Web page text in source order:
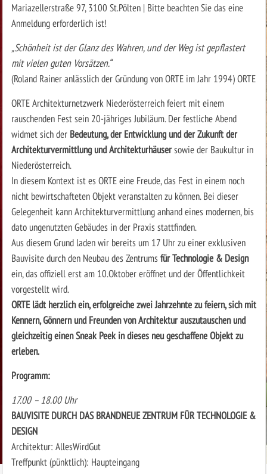
Mariazellerstraße 97, 3100 St.Pölten | Bitte beachten Sie das eine
Anmeldung erforderlich ist!
„Schönheit ist der Glanz des Wahren, und der Weg ist gepflastert
mit vielen guten Vorsätzen.“
(Roland Rainer anlässlich der Gründung von ORTE im Jahr 1994) ORTE
ORTE Architekturnetzwerk Niederösterreich feiert mit einem
rauschenden Fest sein 20-jähriges Jubiläum. Der festliche Abend
widmet sich der Bedeutung, der Entwicklung und der Zukunft der
Architekturvermittlung und Architekturhäusersowie der Baukultur in
Niederösterreich.
In diesem Kontext ist es ORTE eine Freude, das Fest in einem noch
nicht bewirtschafteten Objekt veranstalten zu können. Bei dieser
Gelegenheit kann Architekturvermittlung anhand eines modernen, bis
dato ungenutzten Gebäudes in der Praxis stattfinden.
Aus diesem Grund laden wir bereits um 17 Uhr zu einer exklusiven
Bauvisite durch den Neubau des Zentrums für Technologie & Design
ein, das offiziell erst am 10.Oktober eröffnet und der Öffentlichkeit
vorgestellt wird.
ORTE lädt herzlich ein, erfolgreiche zwei Jahrzehnte zu feiern, sich mit
Kennern, Gönnern und Freunden von Architektur auszutauschen und
gleichzeitig einen Sneak Peek in dieses neu geschaffene Objekt zu
erleben.
Programm:
17.00 – 18.00 Uhr
BAUVISITE DURCH DAS BRANDNEUE ZENTRUM FÜR TECHNOLOGIE &
DESIGN
Architektur: AllesWirdGut
Treffpunkt (pünktlich): Haupteingang